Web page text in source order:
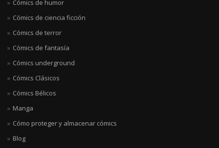
Cómics de humor
Cómics de ciencia ficción
Cómics de terror
Cómics de fantasía
Cómics underground
Cómics Clásicos
Cómics Bélicos
Manga
Cómo proteger y almacenar cómics
Blog